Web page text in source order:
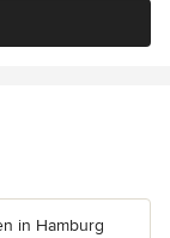
in Hamburg